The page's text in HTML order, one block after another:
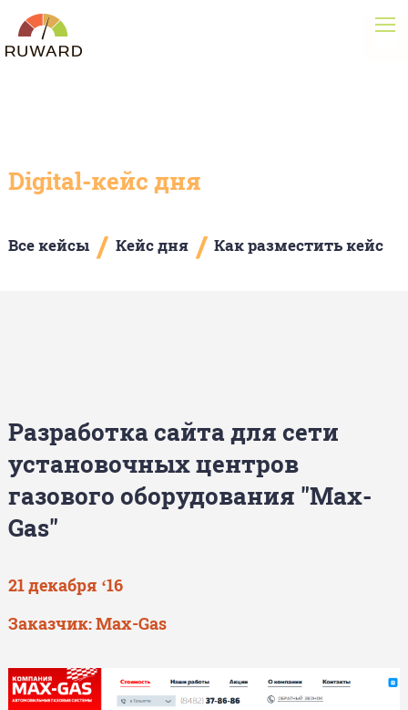
Digital-кейс дня
Все кейсы / Кейс дня / Как разместить кейс
Разработка сайта для сети
установочных центров
газового оборудования "Max-
Gas"
21 декабря ‘16
Заказчик:Max-Gas